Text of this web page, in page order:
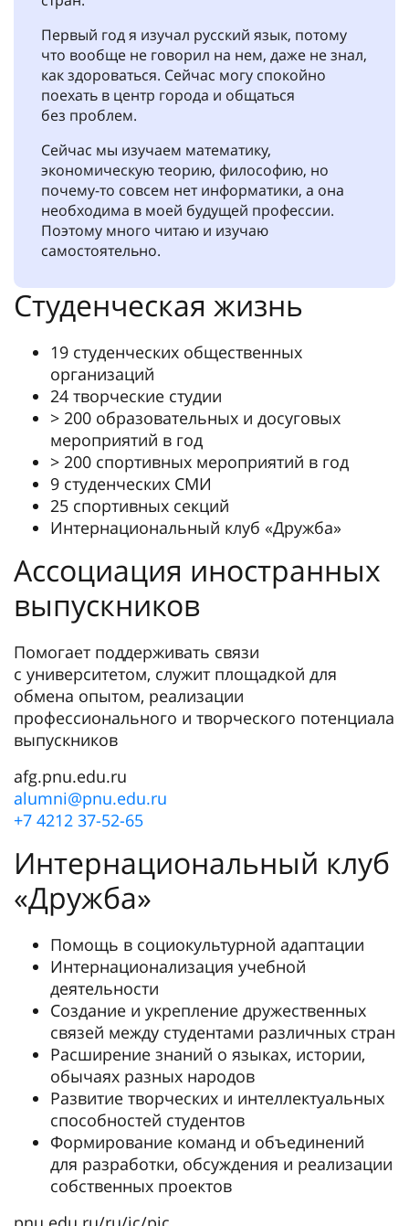
Первый год я изучал русский язык, потому
что вообще не говорил на нем, даже не знал,
как здороваться. Сейчас могу спокойно
поехать в центр города и общаться
без проблем.
Сейчас мы изучаем математику,
экономическую теорию, философию, но
почему-то совсем нет информатики, а она
необходима в моей будущей профессии.
Поэтому много читаю и изучаю
самостоятельно.
Студенческая жизнь
19 студенческих общественных
организаций
24 творческие студии
> 200 образовательных и досуговых
мероприятий в год
> 200 спортивных мероприятий в год
9 студенческих СМИ
25 спортивных секций
Интернациональный клуб «Дружба»
Ассоциация иностранных
выпускников
Помогает поддерживать связи
с университетом, служит площадкой для
обмена опытом, реализации
профессионального и творческого потенциала
выпускников
afg.pnu.edu.ru
alumni@pnu.edu.ru
+7 4212 37-52-65
Интернациональный клуб
«Дружба»
Помощь в социокультурной адаптации
Интернационализация учебной
деятельности
Создание и укрепление дружественных
связей между студентами различных стран
Расширение знаний о языках, истории,
обычаях разных народов
Развитие творческих и интеллектуальных
способностей студентов
Формирование команд и объединений
для разработки, обсуждения и реализации
собственных проектов